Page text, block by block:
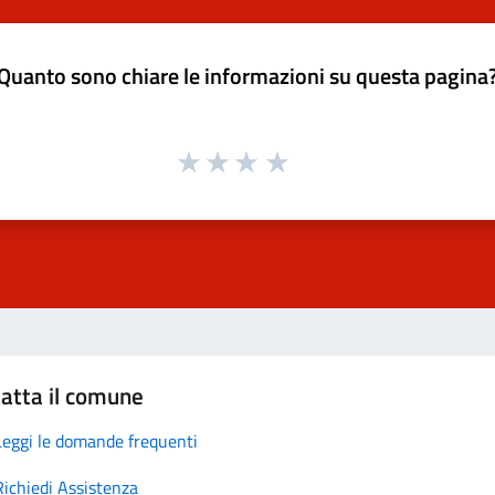
sono chiare le informazioni su questa
il comune
le domande frequenti
Assistenza